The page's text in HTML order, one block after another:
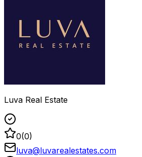
Luva Real Estate
0(0)
luva@luvarealestates.com